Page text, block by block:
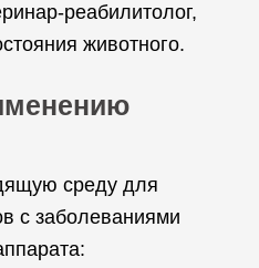
реабилитолог,
животного.
среду для
с заболеваниями